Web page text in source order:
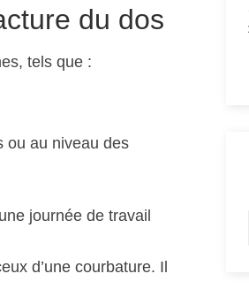
du dos
tels que :
ou au niveau des
journée de travail
d’une courbature. Il